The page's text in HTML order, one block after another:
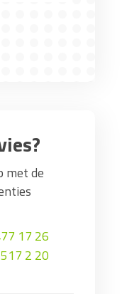
met de
17 26
2 20